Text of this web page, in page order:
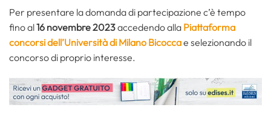
Per presentare la domanda di partecipazione c’è tempo
fino al16 novembre 2023accedendo alla Piattaforma
concorsi dell’Università di Milano Bicoccae selezionando il
concorso di proprio interesse.